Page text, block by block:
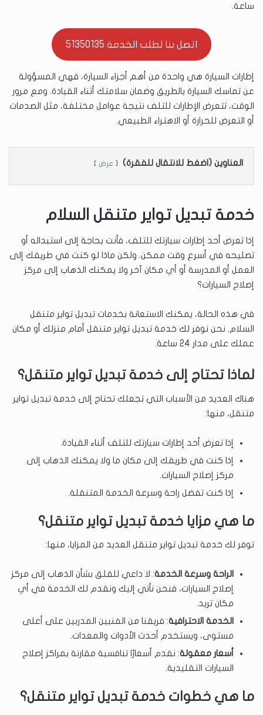
ساعة.
اتصل بنا لطلب الخدمة 51350135
إطارات السيارة هي واحدة من أهم أجزاء السيارة، فهي المسؤولة
عن تماسك السيارة بالطريق وضمان سلامتك أثناء القيادة. ومع مرور
الوقت، تتعرض الإطارات للتلف نتيجة عوامل مختلفة، مثل الصدمات
أو التعرض للحرارة أو الاهتراء الطبيعي.
العناوين (اضغط للانتقال للفقرة) عرض
خدمة تبديل تواير متنقل السلام
إذا تعرض أحد إطارات سيارتك للتلف، فأنت بحاجة إلى استبداله أو
تصليحه في أسرع وقت ممكن. ولكن ماذا لو كنت في طريقك إلى
العمل أو المدرسة أو أي مكان آخر ولا يمكنك الذهاب إلى مركز
إصلاح السيارات؟
في هذه الحالة، يمكنك الاستعانة بخدمات تبديل تواير متنقل
السلام. نحن نوفر لك خدمة تبديل تواير متنقل أمام منزلك أو مكان
عملك على مدار 24 ساعة.
لماذا تحتاج إلى خدمة تبديل تواير متنقل؟
هناك العديد من الأسباب التي تجعلك تحتاج إلى خدمة تبديل تواير
متنقل، منها:
إذا تعرض أحد إطارات سيارتك للتلف أثناء القيادة.
إذا كنت في طريقك إلى مكان ما ولا يمكنك الذهاب إلى
مركز إصلاح السيارات.
إذا كنت تفضل راحة وسرعة الخدمة المتنقلة.
ما هي مزايا خدمة تبديل تواير متنقل؟
توفر لك خدمة تبديل تواير متنقل العديد من المزايا، منها:
الراحة وسرعة الخدمة: لا داعي للقلق بشأن الذهاب إلى مركز
إصلاح السيارات، فنحن نأتي إليك ونقدم لك الخدمة في أي
مكان تريد.
الخدمة الاحترافية: فريقنا من الفنيين المدربين على أعلى
مستوى، ويستخدم أحدث الأدوات والمعدات.
أسعار معقولة: نقدم أسعارًا تنافسية مقارنة بمراكز إصلاح
السيارات التقليدية.
ما هي خطوات خدمة تبديل تواير متنقل؟